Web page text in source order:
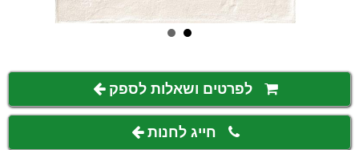
לפרטים ושאלות לספק
חייג לחנות